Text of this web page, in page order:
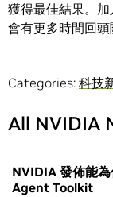
獲得最佳結果。
會有更多時間回頭
Categories: 科技
All NVIDIA
NVIDIA 發佈能
Agent Toolkit